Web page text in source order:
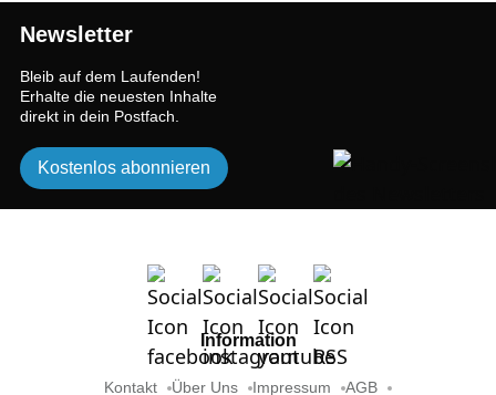
Newsletter
Bleib auf dem Laufenden!
Erhalte die neuesten Inhalte
direkt in dein Postfach.
Kostenlos abonnieren
Information
Kontakt Über Uns Impressum AGB